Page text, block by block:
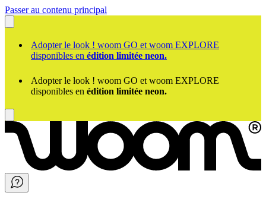
Passer au contenu principal
Adopter le look ! woom GO et woom EXPLORE
disponibles en édition limitée neon.
Adopter le look ! woom GO et woom EXPLORE
disponibles en édition limitée neon.